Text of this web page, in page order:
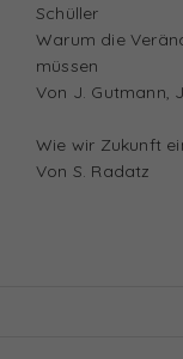
Schüller
Warum die
müssen
Von J. Gutmann,
Wie wir Zukunft
Von S. Radatz